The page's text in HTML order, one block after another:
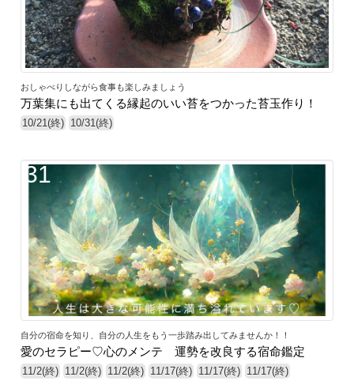
おしゃべりしながら食事も楽しみましょう
万葉集にも出てくる縁起のいい苔をつかった苔玉作り！
10/21(終) 10/31(終)
31
自分の宿命を知り、自分の人生をもう一歩踏み出してみませんか！！
愛のセラピー♡心のメンテ 運勢を改良する宿命鑑定
11/2(終) 11/2(終) 11/2(終) 11/17(終) 11/17(終) 11/17(終)